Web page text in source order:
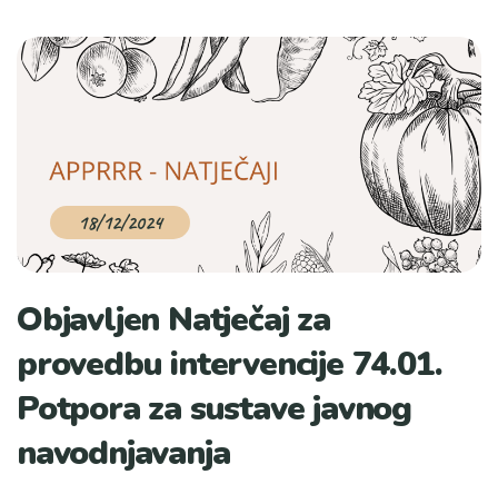
18/12/2024
Objavljen Natječaj za
provedbu intervencije 74.01.
Potpora za sustave javnog
navodnjavanja